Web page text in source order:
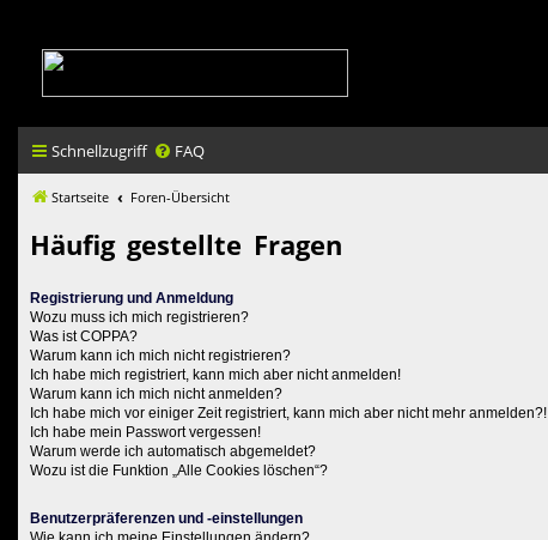
Schnellzugriff FAQ
Startseite Foren-Übersicht
Häufig gestellte Fragen
Registrierung und Anmeldung
Wozu muss ich mich registrieren?
Was ist COPPA?
Warum kann ich mich nicht registrieren?
Ich habe mich registriert, kann mich aber nicht anmelden!
Warum kann ich mich nicht anmelden?
Ich habe mich vor einiger Zeit registriert, kann mich aber nicht mehr anmelden?!
Ich habe mein Passwort vergessen!
Warum werde ich automatisch abgemeldet?
Wozu ist die Funktion „Alle Cookies löschen“?
Benutzerpräferenzen und -einstellungen